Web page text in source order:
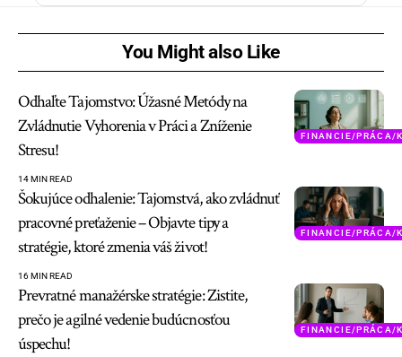
You Might also Like
FINANCIE/PRÁCA/
Odhaľte Tajomstvo: Úžasné Metódy na
Zvládnutie Vyhorenia v Práci a Zníženie
Stresu!
14 MIN READ
FINANCIE/PRÁCA/
Šokujúce odhalenie: Tajomstvá, ako zvládnuť
pracovné preťaženie – Objavte tipy a
stratégie, ktoré zmenia váš život!
16 MIN READ
FINANCIE/PRÁCA/
Prevratné manažérske stratégie: Zistite,
prečo je agilné vedenie budúcnosťou
úspechu!